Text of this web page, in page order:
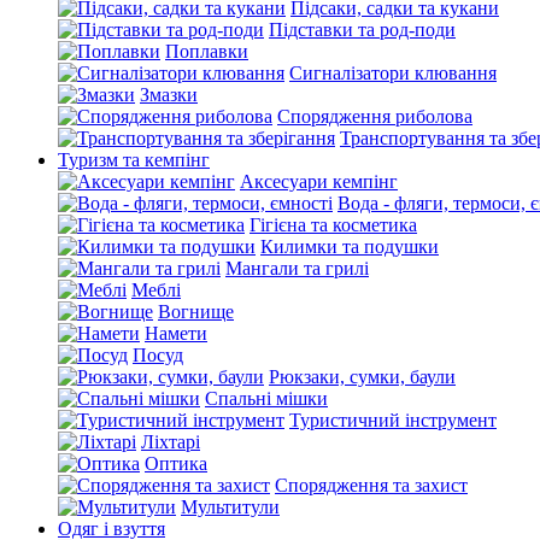
Підсаки, садки та кукани
Підставки та род-поди
Поплавки
Сигналізатори клювання
Змазки
Спорядження риболова
Транспортування та
Туризм та кемпінг
Аксесуари кемпінг
Вода - фляги, термоси,
Гігієна та косметика
Килимки та подушки
Мангали та грилі
Меблі
Вогнище
Намети
Посуд
Рюкзаки, сумки, баули
Спальні мішки
Туристичний інструмент
Ліхтарі
Оптика
Спорядження та захист
Мультитули
Одяг і взуття